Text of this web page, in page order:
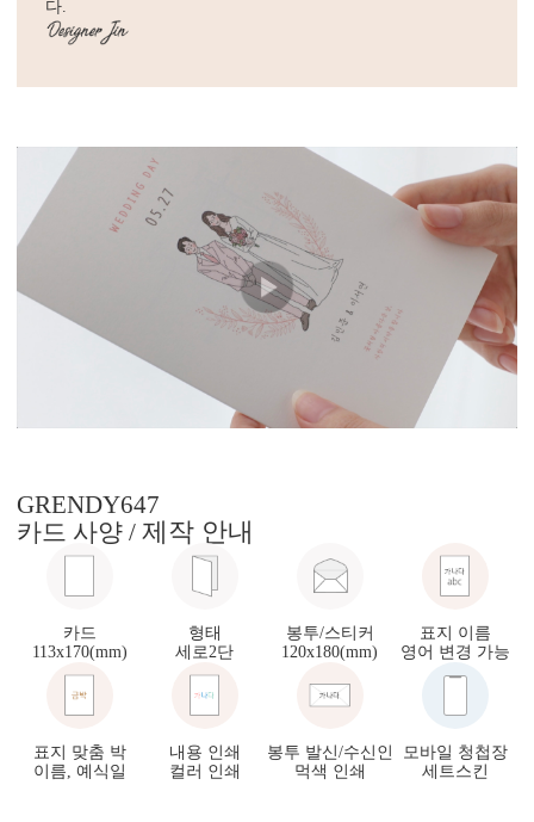
다.
GRENDY647
카드 사양 / 제작 안내
카드
113x170(mm)
형태
세로2단
봉투/스티커
120x180(mm)
표지 이름
영어 변경 가능
표지 맞춤 박
이름, 예식일
내용 인쇄
컬러 인쇄
봉투 발신/수신인
먹색 인쇄
모바일 청첩장
세트스킨